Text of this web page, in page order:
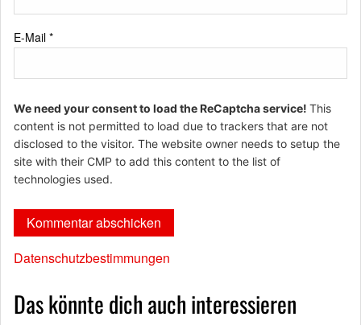
E-Mail *
We need your consent to load the ReCaptcha service! This
content is not permitted to load due to trackers that are not
disclosed to the visitor. The website owner needs to setup the
site with their CMP to add this content to the list of
technologies used.
Datenschutzbestimmungen
Das könnte dich auch interessieren